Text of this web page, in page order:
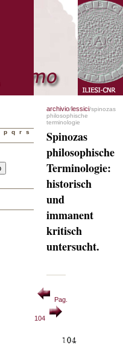
p q r
s
archivio/lessici/spinozas
philosophische
terminologie
Spinozas
philosophische
Terminologie:
historisch
und
immanent
kritisch
untersucht.
Pag.
104